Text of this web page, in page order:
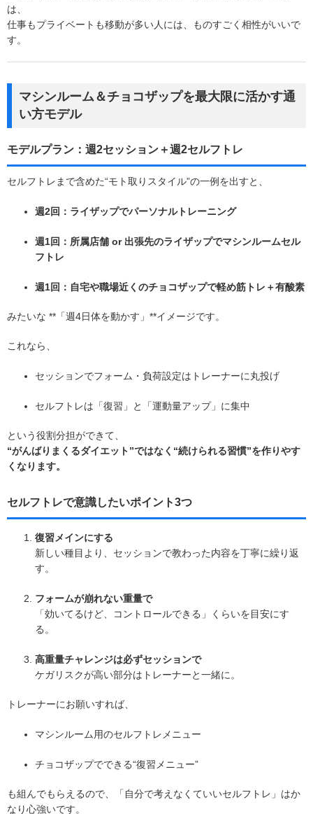
は、
仕事もプライベートも移動が多い人には、ものすごく相性がいいで
す。
マシンルーム＆チョコザップを最大限に活かす通
い方モデル
モデルプラン：週2セッション＋週2セルフトレ
セルフトレまで含めた“モト取りスタイル”の一例を出すと、
週2回：ライザップでパーソナルトレーニング
週1回：所属店舗 or 出張先のライザップでマシンルームセル
フトレ
週1回：自宅や職場近くのチョコザップで軽め筋トレ＋有酸素
みたいな **「週4日体を動かす」**イメージです。
これなら、
セッションでフォーム・負荷設定はトレーナーに丸投げ
セルフトレは「復習」と「運動量アップ」に集中
という役割分担ができて、
“がんばりまくるダイエット”ではなく“続けられる習慣”を作りやす
くなります。
セルフトレで意識したいポイント3つ
復習メインにする
新しい種目より、セッションで教わった内容を丁寧に繰り返
す。
フォームが崩れない重量で
「効いてるけど、コントロールできる」くらいを目安にす
る。
高重量チャレンジは必ずセッションで
ケガリスクが高い部分はトレーナーと一緒に。
トレーナーにお願いすれば、
マシンルーム用のセルフトレメニュー
チョコザップでできる“復習メニュー”
も組んでもらえるので、「自分で考えなくていいセルフトレ」はか
なり心強いです。